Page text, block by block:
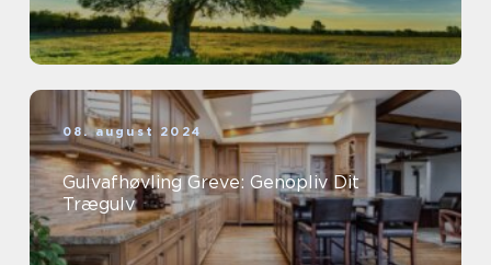
08. august 2024
Gulvafhøvling Greve: Genopliv Dit
Trægulv